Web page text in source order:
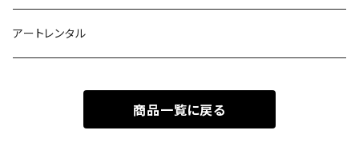
アートレンタル
商品一覧に戻る